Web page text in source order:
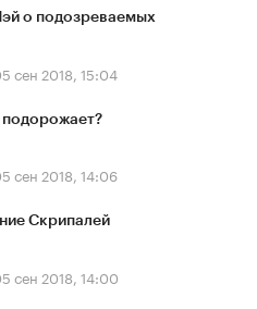
о подозреваемых
сен 2018, 15:04
подорожает?
сен 2018, 14:06
Скрипалей
сен 2018, 14:00